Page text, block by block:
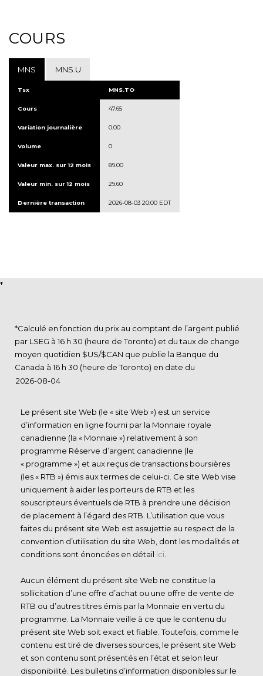
COURS
MNS MNS.U
Tsx MNS.TO
Cours 47.65
Variation journalière 0.00
Volume 0
Valeur max. sur 12 mois 89.00
Valeur min. sur 12 mois 29.60
Dernière transaction 2026-08-03 20:00 EDT
*
*Calculé en fonction du prix au comptant de l’argent publié
par LSEG à 16 h 30 (heure de Toronto) et du taux de change
moyen quotidien $US/$CAN que publie la Banque du
Canada à 16 h 30 (heure de Toronto) en date du
Le présent site Web (le « site Web ») est un service
d’information en ligne fourni par la Monnaie royale
canadienne (la « Monnaie ») relativement à son
programme Réserve d’argent canadienne (le
« programme ») et aux reçus de transactions boursières
(les « RTB ») émis aux termes de celui-ci. Ce site Web vise
uniquement à aider les porteurs de RTB et les
souscripteurs éventuels de RTB à prendre une décision
de placement à l’égard des RTB. L’utilisation que vous
faites du présent site Web est assujettie au respect de la
convention d’utilisation du site Web, dont les modalités et
conditions sont énoncées en détail ici
Aucun élément du présent site Web ne constitue la
sollicitation d’une offre d’achat ou une offre de vente de
RTB ou d’autres titres émis par la Monnaie en vertu du
programme. La Monnaie veille à ce que le contenu du
présent site Web soit exact et fiable. Toutefois, comme le
contenu est tiré de diverses sources, le présent site Web
et son contenu sont présentés en l’état et selon leur
disponibilité. Les bulletins d’information disponibles sur le